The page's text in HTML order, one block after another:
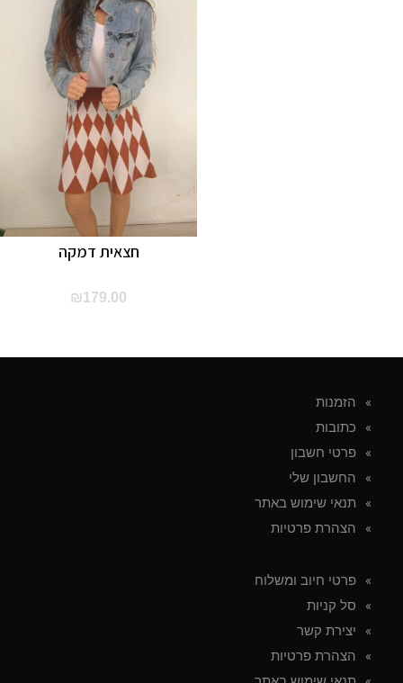
חצאית דמקה
₪179.00
הזמנות
כתובות
פרטי חשבון
החשבון שלי
תנאי שימוש באתר
הצהרת פרטיות
פרטי חיוב ומשלוח
סל קניות
יצירת קשר
הצהרת פרטיות